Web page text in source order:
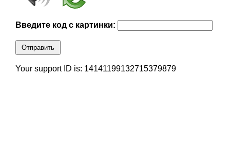
Введите код с картинки:
Отправить
Your support ID is: 14141199132715379879